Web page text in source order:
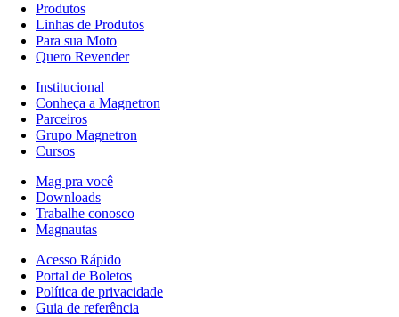
Produtos
Linhas de Produtos
Para sua Moto
Quero Revender
Institucional
Conheça a Magnetron
Parceiros
Grupo Magnetron
Cursos
Mag pra você
Downloads
Trabalhe conosco
Magnautas
Acesso Rápido
Portal de Boletos
Política de privacidade
Guia de referência